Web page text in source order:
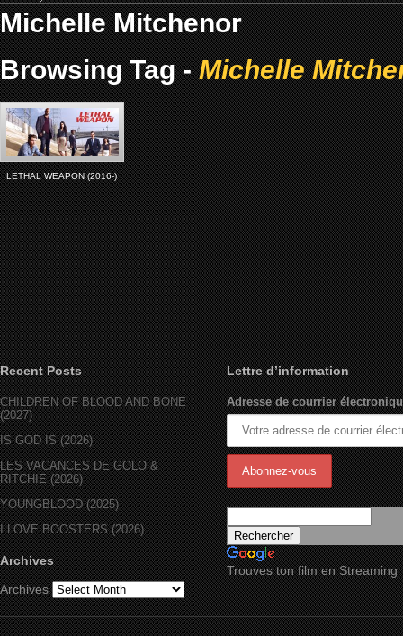
Michelle Mitchenor
Browsing Tag -Michelle
LETHAL WEAPON (2016-)
Recent Posts
CHILDREN OF BLOOD AND BONE
(2027)
IS GOD IS (2026)
LES VACANCES DE GOLO &
RITCHIE (2026)
YOUNGBLOOD (2025)
I LOVE BOOSTERS (2026)
Archives
Archives
Lettre d’information
Adresse de courrier
Trouves ton film en Streaming